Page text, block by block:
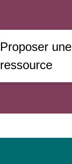
Proposer une
ressource